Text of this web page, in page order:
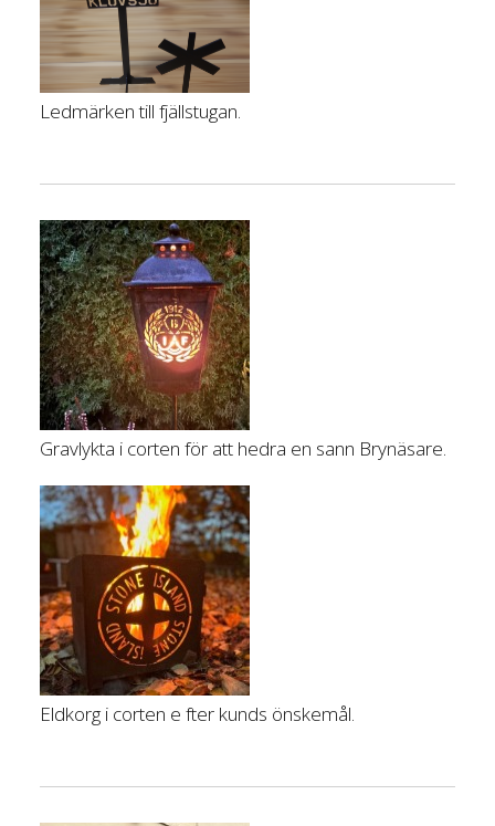
Ledmärken till fjällstugan.
Gravlykta i corten för att hedra en sann Brynäsare.
Eldkorg i corten e fter kunds önskemål.